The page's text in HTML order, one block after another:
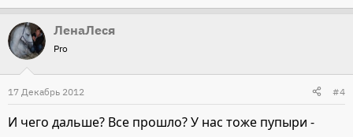
ЛенаЛеся
Pro
17 Декабрь 2012 #4
И чего дальше? Все прошло? У нас тоже пупыри -